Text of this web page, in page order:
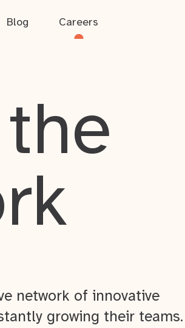
Blog Careers
network of innovative
growing their teams.